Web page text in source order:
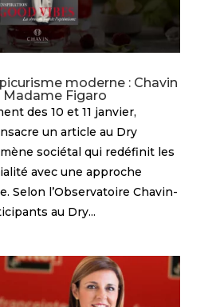
moderne : Chavin
Madame Figaro
des 10 et 11 janvier,
un article au Dry
sociétal qui redéfinit les
avec une approche
Selon l’Observatoire Chavin-
au Dry...